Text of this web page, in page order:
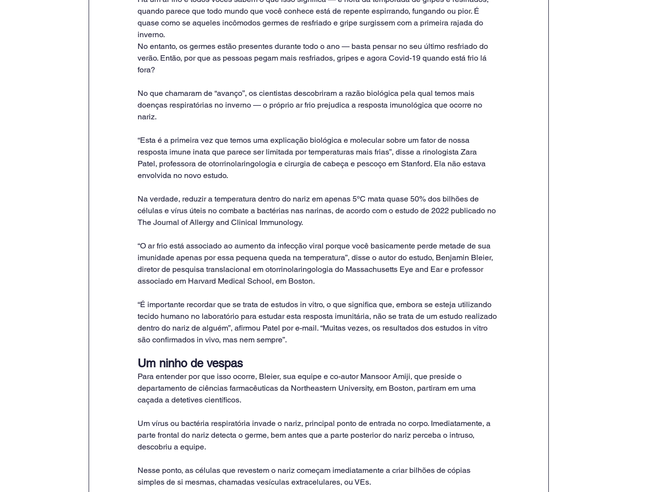
quando parece que todo mundo que você conhece está de repente espirrando, fungando ou pior. É
quase como se aqueles incômodos germes de resfriado e gripe surgissem com a primeira rajada do
inverno.
No entanto, os germes estão presentes durante todo o ano — basta pensar no seu último resfriado do
verão. Então, por que as pessoas pegam mais resfriados, gripes e agora Covid-19 quando está frio lá
fora?
No que chamaram de “avanço”, os cientistas descobriram a razão biológica pela qual temos mais
doenças respiratórias no inverno — o próprio ar frio prejudica a resposta imunológica que ocorre no
nariz.
“Esta é a primeira vez que temos uma explicação biológica e molecular sobre um fator de nossa
resposta imune inata que parece ser limitada por temperaturas mais frias”, disse a rinologista Zara
Patel, professora de otorrinolaringologia e cirurgia de cabeça e pescoço em Stanford. Ela não estava
envolvida no novo estudo.
Na verdade, reduzir a temperatura dentro do nariz em apenas 5ºC mata quase 50% dos bilhões de
células e vírus úteis no combate a bactérias nas narinas, de acordo com o estudo de 2022 publicado no
The Journal of Allergy and Clinical Immunology.
“O ar frio está associado ao aumento da infecção viral porque você basicamente perde metade de sua
imunidade apenas por essa pequena queda na temperatura”, disse o autor do estudo, Benjamin Bleier,
diretor de pesquisa translacional em otorrinolaringologia do Massachusetts Eye and Ear e professor
associado em Harvard Medical School, em Boston.
“É importante recordar que se trata de estudos in vitro, o que significa que, embora se esteja utilizando
tecido humano no laboratório para estudar esta resposta imunitária, não se trata de um estudo realizado
dentro do nariz de alguém”, afirmou Patel por e-mail. “Muitas vezes, os resultados dos estudos in vitro
são confirmados in vivo, mas nem sempre”.
Um ninho de vespas
Para entender por que isso ocorre, Bleier, sua equipe e co-autor Mansoor Amiji, que preside o
departamento de ciências farmacêuticas da Northeastern University, em Boston, partiram em uma
caçada a detetives científicos.
Um vírus ou bactéria respiratória invade o nariz, principal ponto de entrada no corpo. Imediatamente, a
parte frontal do nariz detecta o germe, bem antes que a parte posterior do nariz perceba o intruso,
descobriu a equipe.
Nesse ponto, as células que revestem o nariz começam imediatamente a criar bilhões de cópias
simples de si mesmas, chamadas vesículas extracelulares, ou VEs.